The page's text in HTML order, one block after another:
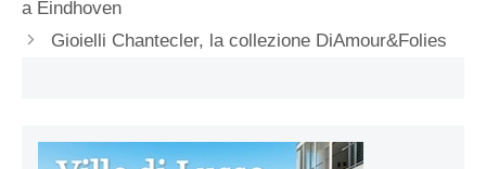
a Eindhoven
Gioielli Chantecler, la collezione DiAmour&Folies